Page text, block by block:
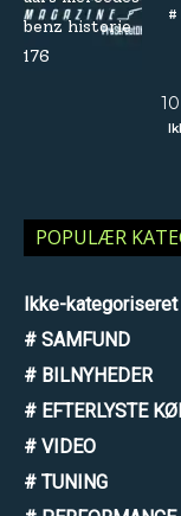
#
POPULÆR
Ikke-kategoriseret
# SAMFUND
# BILNYHEDER
# EFTERLYSTE
# VIDEO
# TUNING